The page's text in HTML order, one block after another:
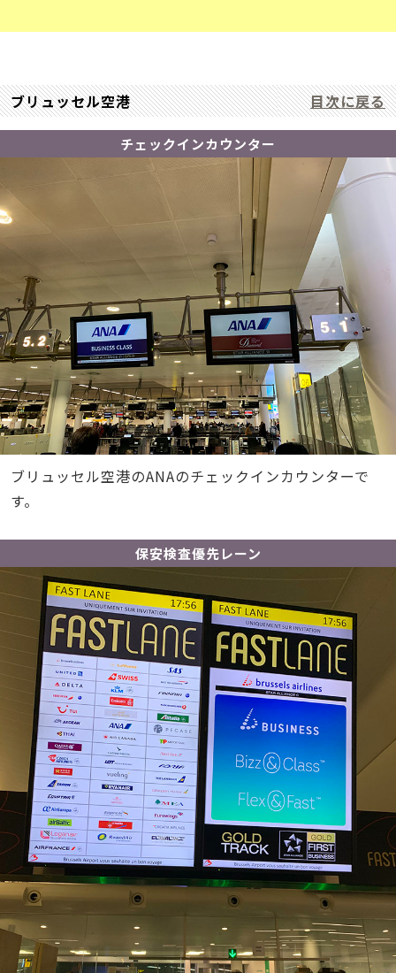
ブリュッセル空港 目次に戻る
チェックインカウンター
ブリュッセル空港のANAのチェックインカウンターで
す。
保安検査優先レーン